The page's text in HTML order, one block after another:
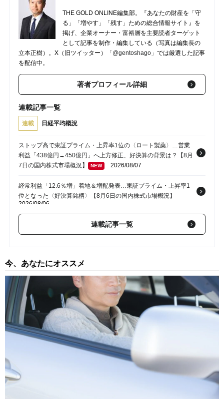
THE GOLD ONLINE編集部。『あなたの財産を「守
る」「増やす」「残す」ための総合情報サイト』を
掲げ、企業オーナー・富裕層を主要読者ターゲット
として記事を制作・編集している（写真は編集長の
立本正樹）。X（旧ツイッター）
「@gentoshago」 では厳選した記事
を配信中。
著者プロフィール詳細
連載記事一覧
連載 日経平均概況
ストップ高で東証プライム・上昇率1位の〈ロート製薬〉…営業
利益「438億円→450億円」へ上方修正、好決算の背景は？【8月
7日の国内株式市場概況】
NEW 2026/08/07
経常利益「12.6％増」着地＆増配発表…東証プライム・上昇率1
位となった〈好決算銘柄〉【8月6日の国内株式市場概況】
2026/08/06
〈イビデン〉ストップ高で東証プライム・上昇率1位…純利益予
想「580億円→840億円」へ上方修正＆株式分割の発表【8月5日
わずか1週間で「株価2倍」…トーメンデバイスが連日ストップ高
2026/08/04
営業利益「44.8％増」の好決算でストップ高…東証プライム・上
昇率1位となった〈注目銘柄〉の正体【8月3日の国内株式市場概
況】
2026/08/03
連載記事一覧
今、あなたにオススメ